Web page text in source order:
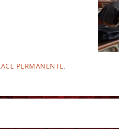
PERMANENTE